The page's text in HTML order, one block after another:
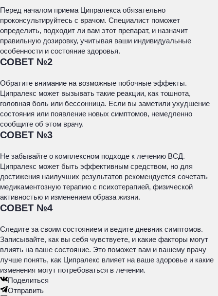
Перед началом приема Ципралекса обязательно
проконсультируйтесь с врачом. Специалист поможет
определить, подходит ли вам этот препарат, и назначит
правильную дозировку, учитывая ваши индивидуальные
особенности и состояние здоровья.
СОВЕТ №2
Обратите внимание на возможные побочные эффекты.
Ципралекс может вызывать такие реакции, как тошнота,
головная боль или бессонница. Если вы заметили ухудшение
состояния или появление новых симптомов, немедленно
сообщите об этом врачу.
СОВЕТ №3
Не забывайте о комплексном подходе к лечению ВСД.
Ципралекс может быть эффективным средством, но для
достижения наилучших результатов рекомендуется сочетать
медикаментозную терапию с психотерапией, физической
активностью и изменением образа жизни.
СОВЕТ №4
Следите за своим состоянием и ведите дневник симптомов.
Записывайте, как вы себя чувствуете, и какие факторы могут
влиять на ваше состояние. Это поможет вам и вашему врачу
лучше понять, как Ципралекс влияет на ваше здоровье и какие
изменения могут потребоваться в лечении.
Поделиться
Отправить